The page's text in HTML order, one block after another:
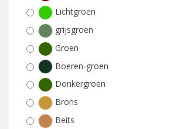
Lichtgroen
grijsgroen
Groen
Boeren-groen
Donkergroen
Brons
Beits